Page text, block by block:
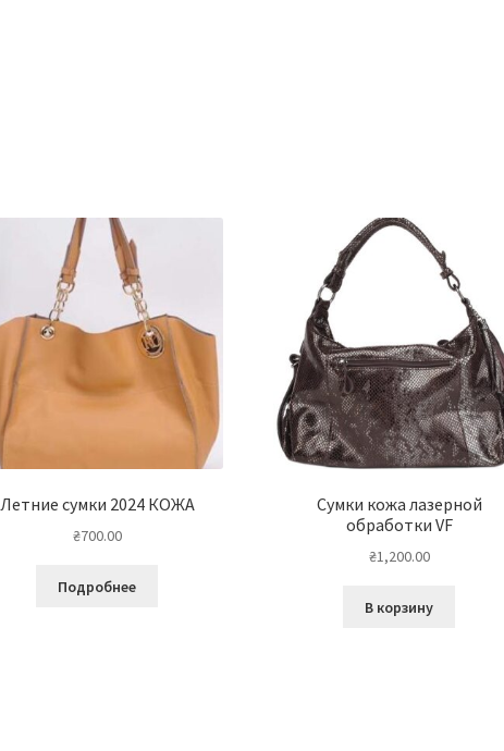
Летние сумки 2024 КОЖА
₴700.00
Подробнее
Сумки кожа лазерной
обработки VF
₴1,200.00
В корзину